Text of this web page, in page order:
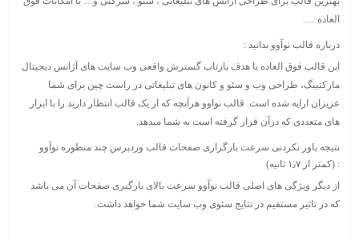
العاده ….
درباره قالب نوآوو بدانید :
این قالب فوق العاده با هدف بازتاب گسترش واقعی وب سایت های آژانس دیجیتال
مارکتینگ، طراحی وب و سئو و کانون های تبلیغاتی در راست چین برای شما
عزیزان ارایه شده است. قالب نواوو هرآنچه که از یک قالب انتظار دارید را با ابزار
های متعددی که درآن قرار گرفته است به شما میدهد.
نتیجه باور نکردنی سرعت بارگزاری صفحات قالب وردپرس چند منظوره نوآوو
: (کمتر از ۱٫۷ ثانیه)
از دیگر ویژگی های اصلی قالب نوآوو سرعت بالای بارگیری صفحات آن می باشد
که در تاثیر مستقیم در نتایج سئوی وب سایت شما خواهد داشت.